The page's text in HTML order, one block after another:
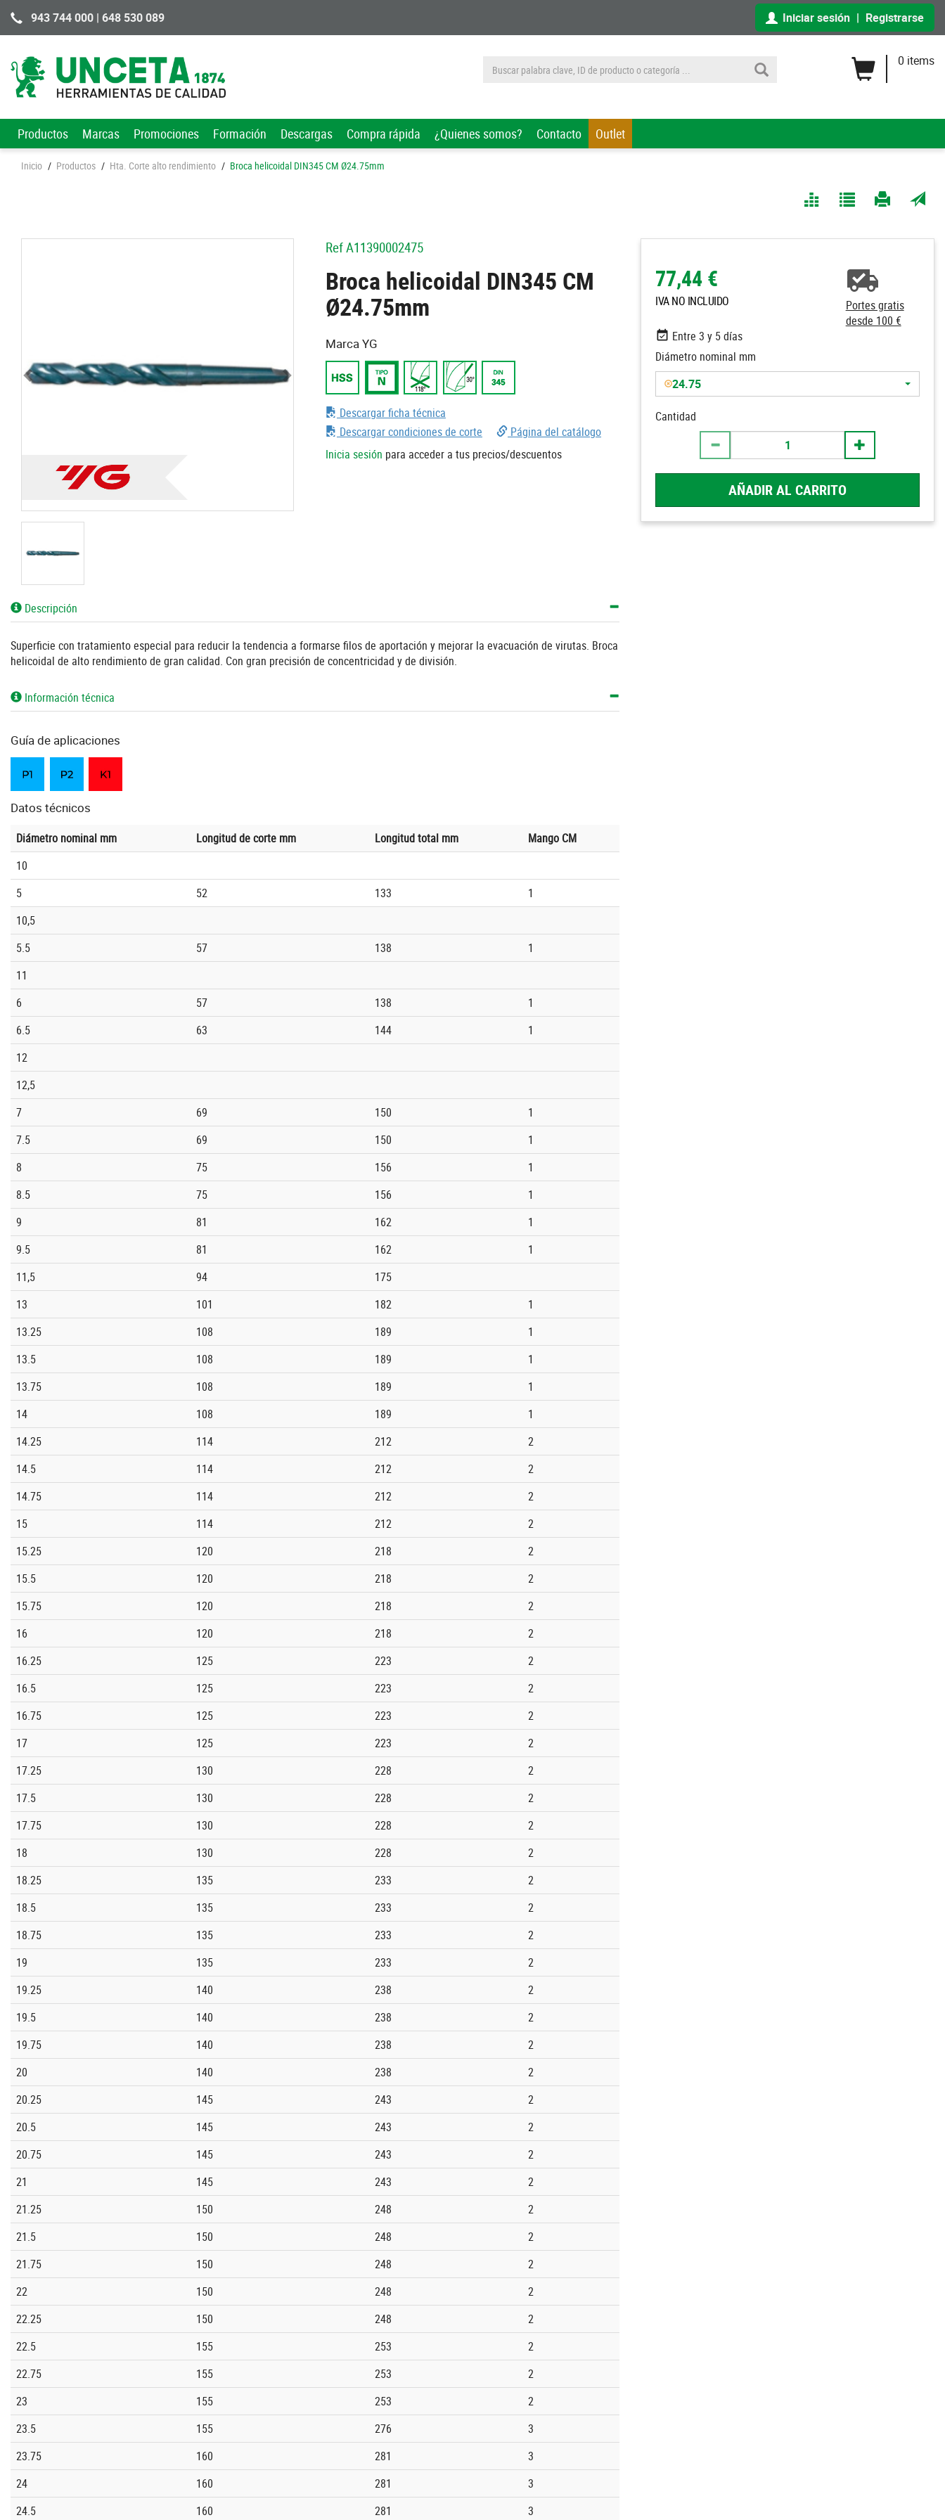
943 744 000 | 648 530 089 Iniciar sesión | Registrarse
0 items
Productos Marcas Promociones Formación Descargas Compra rápida ¿Quienes somos? Contacto Outlet
Inicio / Productos / Hta. Corte alto rendimiento / Broca helicoidal DIN345 CM Ø24.75mm
RefA11390002475
Broca helicoidal DIN345 CM
Ø24.75mm
77,44 €
IVA NO INCLUIDO
Portes gratis
desde 100 €
Entre 3 y 5 días
Diámetro nominal mm
24.75
Cantidad
AÑADIR AL CARRITO
Marca YG
Descargar ficha técnica
Descargar condiciones de corte
Página del catálogo
Inicia sesión para acceder a tus precios/descuentos
Descripción
Superficie con tratamiento especial para reducir la tendencia a formarse filos de aportación y mejorar la evacuación de virutas. Broca
helicoidal de alto rendimiento de gran calidad. Con gran precisión de concentricidad y de división.
Información técnica
Guía de aplicaciones
Datos técnicos
Diámetro nominal mm Longitud de corte mm Longitud total mm
Mango CM
10
5
52 133
1
10,5
5.5
57 138
1
11
6
57 138
1
6.5
63 144
1
12
12,5
7
69 150
1
7.5
69 150
1
8
75 156
1
8.5
75 156
1
9
81 162
1
9.5
81 162
1
11,5
94
175
13
101 182
1
13.25
108 189
1
13.5
108 189
1
13.75
108 189
1
14
108 189
1
14.25
114 212
2
14.5
114 212
2
14.75
114 212
2
15
114 212
2
15.25
120 218
2
15.5
120 218
2
15.75
120 218
2
16
120 218
2
16.25
125 223
2
16.5
125 223
2
16.75
125 223
2
17
125 223
2
17.25
130 228
2
17.5
130 228
2
17.75
130 228
2
18
130 228
2
18.25
135 233
2
18.5
135 233
2
18.75
135 233
2
19
135 233
2
19.25
140 238
2
19.5
140 238
2
19.75
140 238
2
20
140 238
2
20.25
145 243
2
20.5
145 243
2
20.75
145 243
2
21
145 243
2
21.25
150 248
2
21.5
150 248
2
21.75
150 248
2
22
150 248
2
22.25
150 248
2
22.5
155 253
2
22.75
155 253
2
23
155 253
2
23.5
155 276
3
23.75
160 281
3
24
160 281
3
24.5
160 281 3